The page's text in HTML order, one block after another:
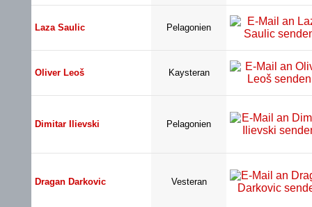
Laza Saulic Pelagonien
Oliver Leoš Kaysteran
Dimitar Ilievski Pelagonien
Dragan Darkovic Vesteran